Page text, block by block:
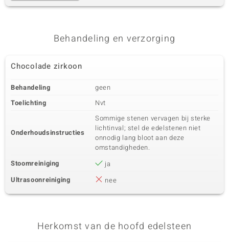
Behandeling en verzorging
Chocolade zirkoon
Behandeling
geen
Toelichting
Nvt
Onderhoudsinstructies
Sommige stenen vervagen bij sterke
lichtinval; stel de edelstenen niet
onnodig lang bloot aan deze
omstandigheden.
Stoomreiniging
ja
Ultrasoonreiniging
nee
Herkomst van de hoofd edelsteen